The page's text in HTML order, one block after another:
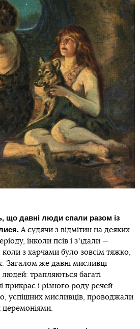
що давні люди спали разом із
А судячи з відмітин на деяких
інколи псів і зʼїдали —
коли з харчами було зовсім тяжко,
Загалом же давні мисливці
людей: трапляються багаті
прикрас і різного роду речей.
успішних мисливців, проводжали
церемоніями.